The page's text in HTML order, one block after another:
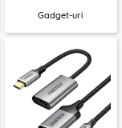
Gadget-uri